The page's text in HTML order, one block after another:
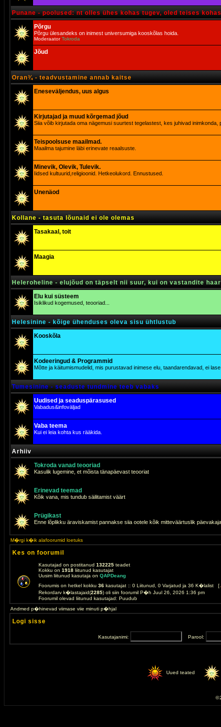
Punane - poolused: nt olles ühes kohas tugev, oled teises
Põrgu
Põrgu ülesandeks on inimest universumiga kooskõlas hoida.
ModeraatorTokroda
Jõud
Oran¾ - teadvustamine annab kaitse
Eneseväljendus, uus algus
Kirjutajad ja muud kõrgemad jõud
Siia võib kirjutada oma nägemusi suurtest tegelastest, kes juhivad inimkonda,
Teispoolsuse maailmad.
Maailma tajumine läbi erinevate reaalsuste.
Minevik, Olevik, Tulevik.
Iidsed kultuurid,religioonid. Hetkeolukord. Ennustused.
Unenäod
Kollane - tasuta lõunaid ei ole olemas
Tasakaal, toit
Maagia
Heleroheline - elujõud on täpselt nii suur, kui on vastandite
Elu kui süsteem
Isiklikud kogemused, teooriad...
Helesinine - kõige ühenduses oleva sisu ühtlustub
Kooskõla
Kodeeringud & Programmid
Mõtte ja käitumismudelid, mis purustavad inimese elu, taandarendavad, ei
Tumesinine - seaduste tundmine teeb vabaks
Uudised ja seaduspärasused
Vabadus&infoväljad
Vaba teema
Kui ei leia kohta kus rääkida.
Arhiiv
Tokroda vanad teooriad
Kasulik lugemine, et mõista tänapäevast teooriat
Erinevad teemad
Kõik vana, mis tundub säilitamist väärt
Prügikast
Enne lõplikku äraviskamist pannakse siia ootele kõik mitteväärtuslik
M�rgi k�ik alafoorumid loetuks
Kes on foorumil
Kasutajad on postitanud 132225 teadet
Kokku on 1918 liitunud kasutajat
Uusim liitunud kasutaja on QAPDeang
Foorumis on hetkel kokku 36 kasutajat :: 0 Liitunud, 0 Varjatud ja 36 K�lalist [
Rekordarv k�lastajaid(2285) oli siin foorumil P�h Juul 26, 2026 1:36 pm
Foorumil olevad liitunud kasutajad: Puudub
Andmed p�hinevad viimase viie minuti p�hjal
Logi sisse
Kasutajanimi: Parool:
Uued teated
©